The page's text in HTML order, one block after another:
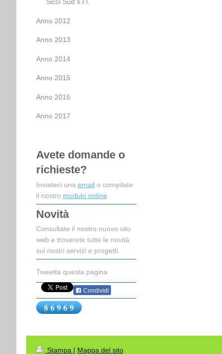
Sicci Sud s.r.l.
Anno 2012
Anno 2013
Anno 2014
Anno 2015
Anno 2016
Anno 2017
Avete domande o
richieste?
Inviateci una emailo compilate
il nostro modulo online
Novità
Consultate il nostro nuovo sito
web e troverete tutte le novità
sui nostri servizi e progetti.
Tweetta questa pagina
Condividi
Stampa | Mappa del sito